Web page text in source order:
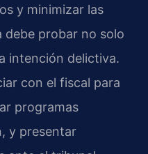
y minimizar las
debe probar no solo
intención delictiva.
con el fiscal para
programas
y presentar